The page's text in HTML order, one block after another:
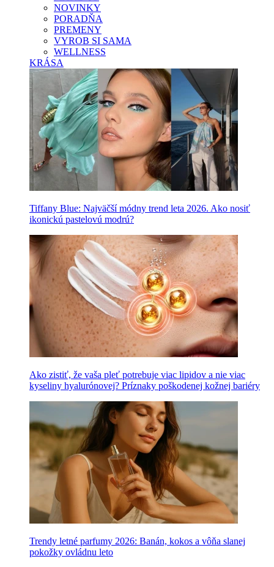
NOVINKY
PORADŇA
PREMENY
VYROB SI SAMA
WELLNESS
KRÁSA
Tiffany Blue: Najväčší módny trend leta 2026. Ako nosiť
ikonickú pastelovú modrú?
Ako zistiť, že vaša pleť potrebuje viac lipidov a nie viac
kyseliny hyalurónovej? Príznaky poškodenej kožnej bariéry
Trendy letné parfumy 2026: Banán, kokos a vôňa slanej
pokožky ovládnu leto